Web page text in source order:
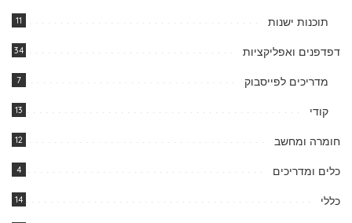
תוכנות ישנות 11
דפדפנים ואפליקציות 34
מדריכים לפייסבוק 7
קודי 13
חומרה ומחשב 12
כלים ומדריכים 4
כללי 14